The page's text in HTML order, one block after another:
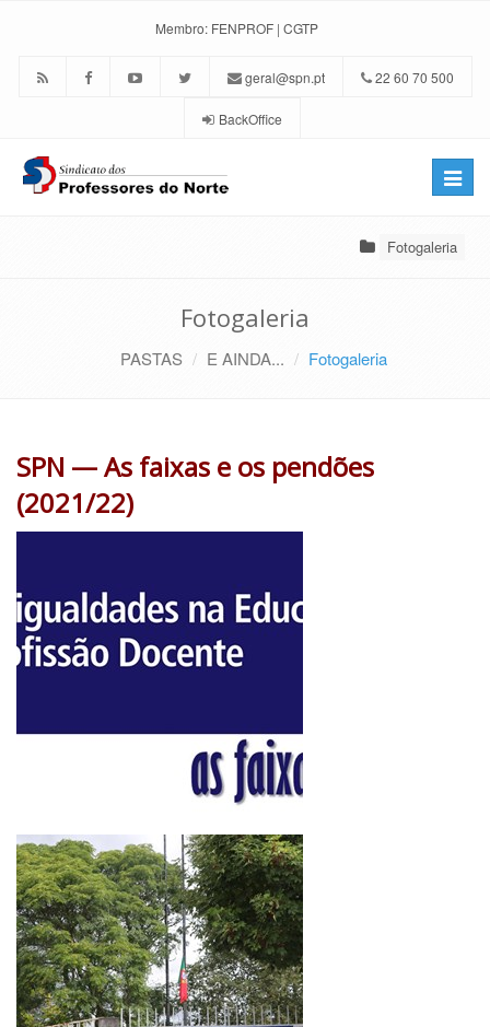
Membro: FENPROF | CGTP
geral@spn.pt 22 60 70 500
BackOffice
Toggle
Fotogaleria
Fotogaleria
PASTAS E AINDA... Fotogaleria
SPN — As faixas e os pendões
(2021/22)